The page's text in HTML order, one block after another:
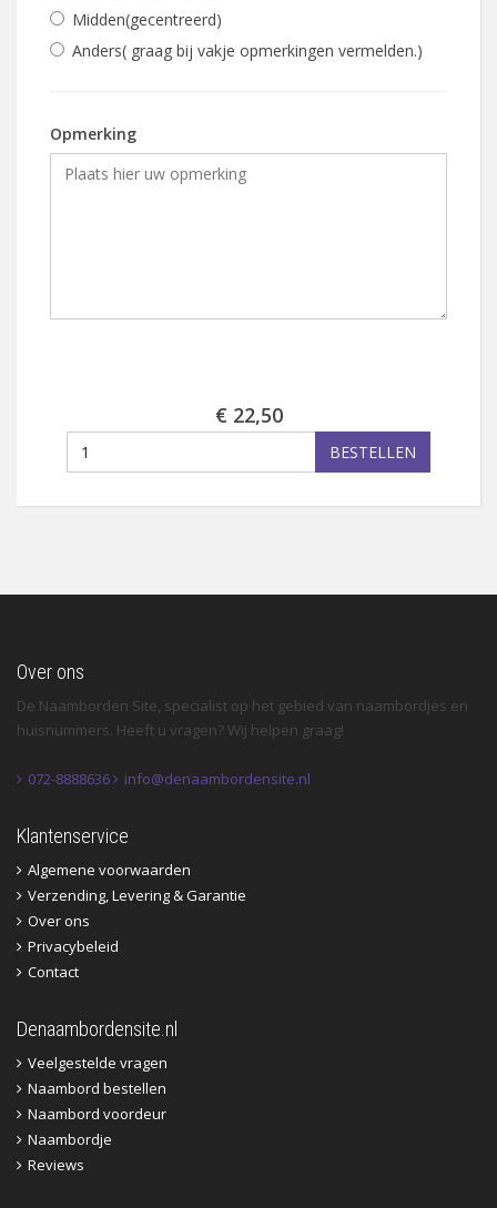
Midden(gecentreerd)
Anders( graag bij vakje opmerkingen vermelden.)
Opmerking
€ 22,50
BESTELLEN
Over ons
De Naamborden Site, specialist op het gebied van naambordjes en
huisnummers. Heeft u vragen? Wij helpen graag!
072-8888636 info@denaambordensite.nl
Klantenservice
Algemene voorwaarden
Verzending, Levering & Garantie
Over ons
Privacybeleid
Contact
Denaambordensite.nl
Veelgestelde vragen
Naambord bestellen
Naambord voordeur
Naambordje
Reviews